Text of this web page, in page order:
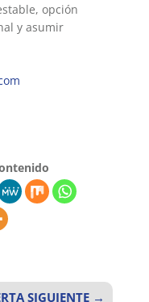
opción
y asumir
SIGUIENTE →